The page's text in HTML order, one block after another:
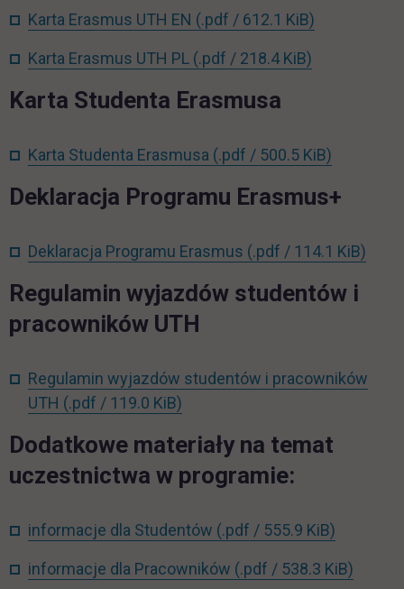
Karta Erasmus UTH EN (.pdf / 612.1 KiB)
Karta Erasmus UTH PL (.pdf / 218.4 KiB)
Karta Studenta Erasmusa
Karta Studenta Erasmusa (.pdf / 500.5 KiB)
Deklaracja Programu Erasmus+
Deklaracja Programu Erasmus (.pdf / 114.1 KiB)
Regulamin wyjazdów studentów i
pracowników UTH
Regulamin wyjazdów studentów i pracowników
UTH (.pdf / 119.0 KiB)
Dodatkowe materiały na temat
uczestnictwa w programie:
informacje dla Studentów (.pdf / 555.9 KiB)
informacje dla Pracowników (.pdf / 538.3 KiB)